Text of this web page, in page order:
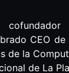
CEO de
de la
de La